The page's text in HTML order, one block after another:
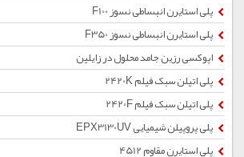
پلی استایرن انبساطی نسوز F100
پلی استایرن انبساطی نسوز F350
اپوکسی رزین جامد محلول در زایلین
پلی اتیلن سبک فیلم 2420K
پلی اتیلن سبک فیلم 2420F
پلی پروپیلن شیمیایی EPX3130UV
پلی استایرن مقاوم 4512